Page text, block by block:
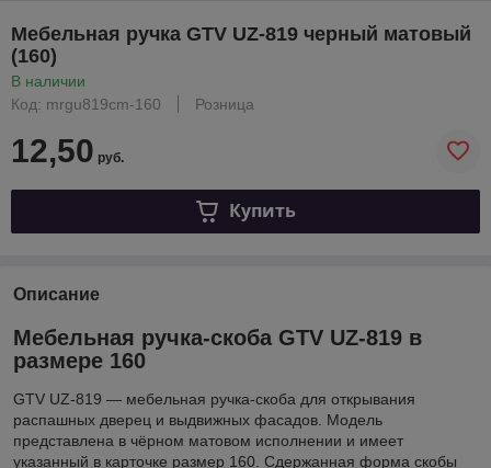
Мебельная ручка GTV UZ-819 черный матовый
(160)
В наличии
Код: mrgu819cm-160
Розница
12,50 руб.
Купить
Описание
Мебельная ручка-скоба GTV UZ-819 в
размере 160
GTV UZ-819 — мебельная ручка-скоба для открывания
распашных дверец и выдвижных фасадов. Модель
представлена в чёрном матовом исполнении и имеет
указанный в карточке размер 160. Сдержанная форма скобы